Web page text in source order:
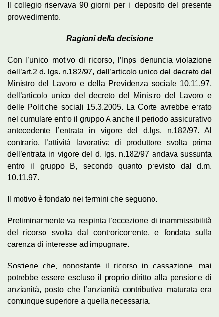
Il collegio riservava 90 giorni per il deposito del presente
provvedimento.
Ragioni della decisione
Con l’unico motivo di ricorso, l’Inps denuncia violazione
dell’art.2 d. lgs. n.182/97, dell’articolo unico del decreto del
Ministro del Lavoro e della Previdenza sociale 10.11.97,
dell’articolo unico del decreto del Ministro del Lavoro e
delle Politiche sociali 15.3.2005. La Corte avrebbe errato
nel cumulare entro il gruppo A anche il periodo assicurativo
antecedente l’entrata in vigore del d.lgs. n.182/97. Al
contrario, l’attività lavorativa di produttore svolta prima
dell’entrata in vigore del d. lgs. n.182/97 andava sussunta
entro il gruppo B, secondo quanto previsto dal d.m.
10.11.97.
Il motivo è fondato nei termini che seguono.
Preliminarmente va respinta l’eccezione di inammissibilità
del ricorso svolta dal controricorrente, e fondata sulla
carenza di interesse ad impugnare.
Sostiene che, nonostante il ricorso in cassazione, mai
potrebbe essere escluso il proprio diritto alla pensione di
anzianità, posto che l’anzianità contributiva maturata era
comunque superiore a quella necessaria.